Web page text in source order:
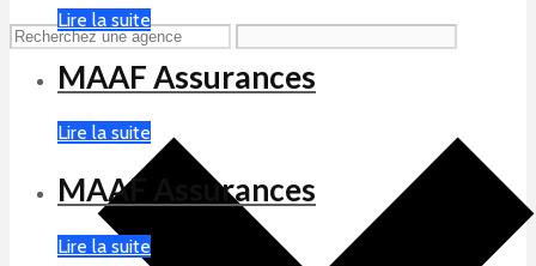
Lire la suite
MAAF Assurances
Lire la suite
MAAF Assurances
Lire la suite